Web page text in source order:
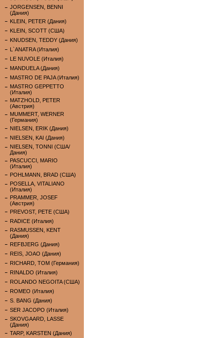
JORGENSEN, BENNI
(Дания)
KLEIN, PETER (Дания)
KLEIN, SCOTT (США)
KNUDSEN, TEDDY (Дания)
L`ANATRA (Италия)
LE NUVOLE (Италия)
MANDUELA (Дания)
MASTRO DE PAJA (Италия)
MASTRO GEPPETTO
(Италия)
MATZHOLD, PETER
(Австрия)
MUMMERT, WERNER
(Германия)
NIELSEN, ERIK (Дания)
NIELSEN, KAI (Дания)
NIELSEN, TONNI (США/
Дания)
PASCUCCI, MARIO
(Италия)
POHLMANN, BRAD (США)
POSELLA, VITALIANO
(Италия)
PRAMMER, JOSEF
(Австрия)
PREVOST, PETE (США)
RADICE (Италия)
RASMUSSEN, KENT
(Дания)
REFBJERG (Дания)
REIS, JOAO (Дания)
RICHARD, TOM (Германия)
RINALDO (Италия)
ROLANDO NEGOITA (США)
ROMEO (Италия)
S. BANG (Дания)
SER JACOPO (Италия)
SKOVGAARD, LASSE
(Дания)
TARP, KARSTEN (Дания)